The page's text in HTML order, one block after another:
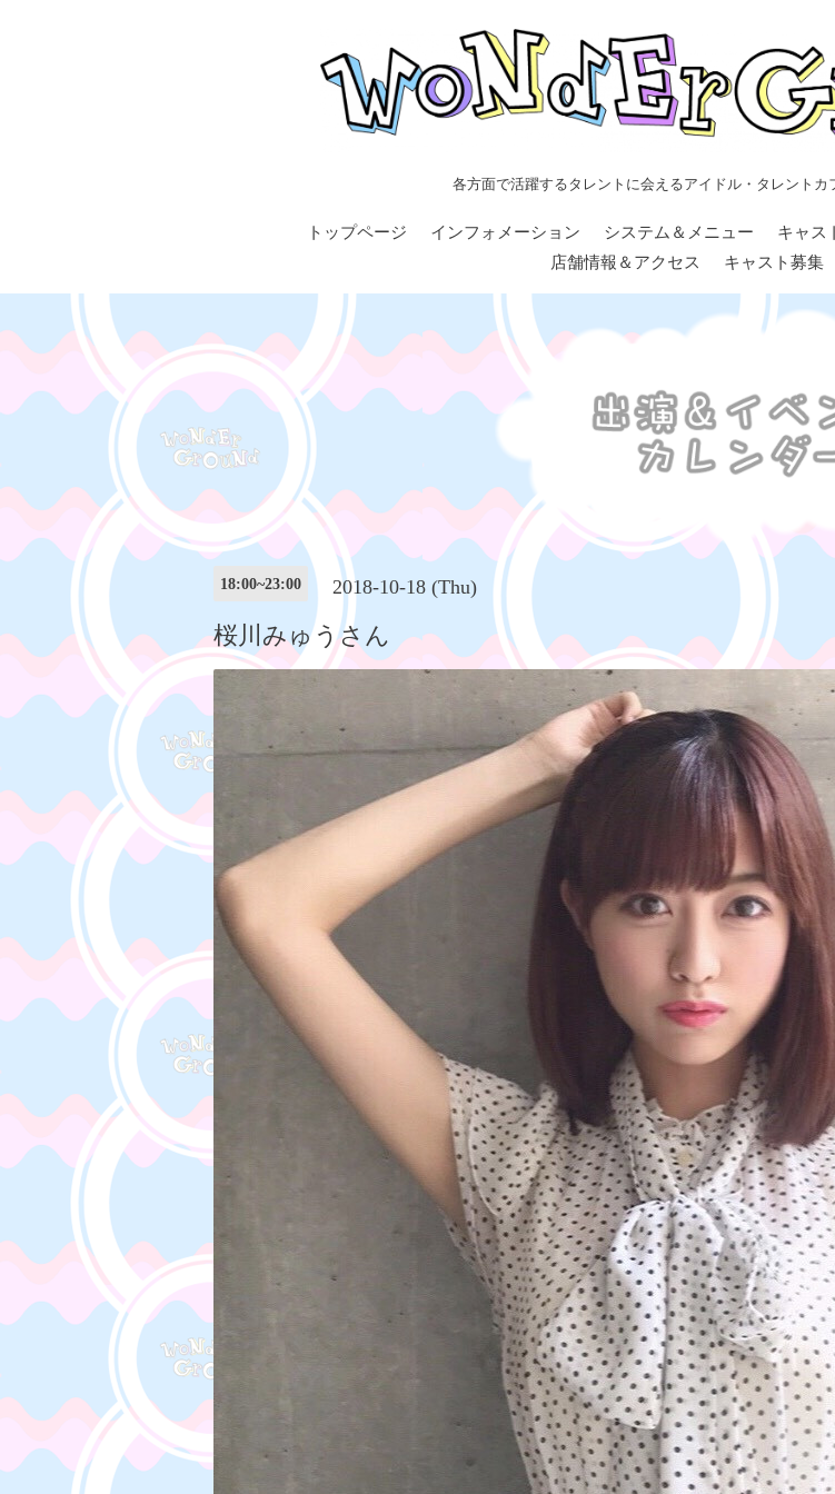
各方面で活躍するタレントに会えるアイドル・タレントカ
トップページ インフォメーション システム＆メニュー キャス
店舗情報＆アクセス
キャスト募集
18:00~23:00 2018-10-18 (Thu)
桜川みゅうさん